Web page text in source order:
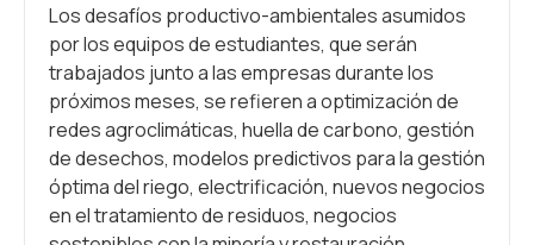
Los desafíos productivo-ambientales asumidos
por los equipos de estudiantes, que serán
trabajados junto a las empresas durante los
próximos meses, se refieren a optimización de
redes agroclimáticas, huella de carbono, gestión
de desechos, modelos predictivos para la gestión
óptima del riego, electrificación, nuevos negocios
en el tratamiento de residuos, negocios